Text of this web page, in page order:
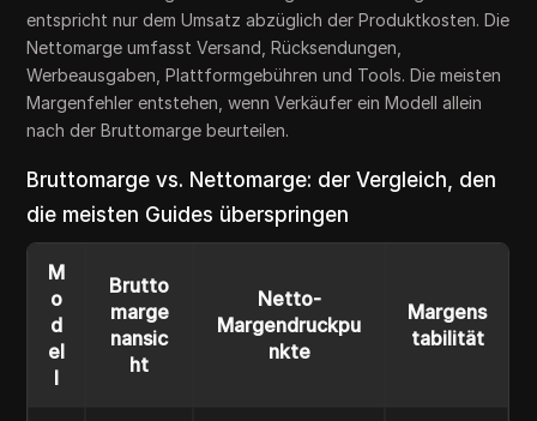
entspricht nur dem Umsatz abzüglich der Produktkosten. Die
Nettomarge umfasst Versand, Rücksendungen,
Werbeausgaben, Plattformgebühren und Tools. Die meisten
Margenfehler entstehen, wenn Verkäufer ein Modell allein
nach der Bruttomarge beurteilen.
Bruttomarge vs. Nettomarge: der Vergleich, den
die meisten Guides überspringen
M
o
d
el
l
Brutto
marge
nansic
ht
Netto-
Margendruckpu
nkte
Margens
tabilität